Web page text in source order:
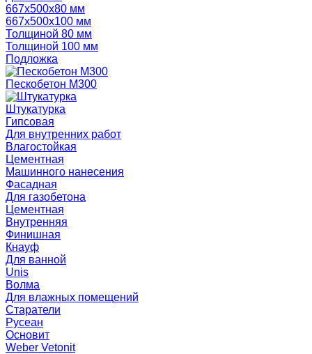
667х500х80 мм
667х500х100 мм
Толщиной 80 мм
Толщиной 100 мм
Подложка
Пескобетон М300
Штукатурка
Гипсовая
Для внутренних работ
Влагостойкая
Цементная
Машинного нанесения
Фасадная
Для газобетона
Цементная
Внутренняя
Финишная
Кнауф
Для ванной
Unis
Волма
Для влажных помещений
Старатели
Русеан
Основит
Weber Vetonit